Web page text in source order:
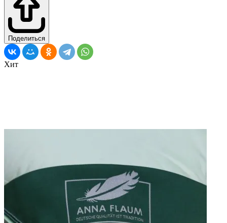
Поделиться
Хит